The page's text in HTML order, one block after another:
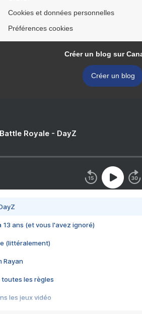
Cookies et données personnelles
Préférences cookies
Créer un blog sur
Créer un blog
Royale - DayZ
13 ans (et vous l'avez ignoré)
(littéralement)
Rayan
toutes les règles
les jeux vidéo